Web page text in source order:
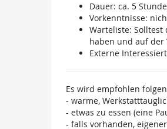
Dauer: ca. 5
Vorkenntnisse:
Warteliste:
haben und auf der
Externe
Es wird empfohlen
- warme,
- etwas zu essen (eine
- falls vorhanden,